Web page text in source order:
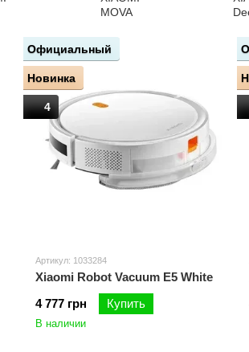
Официальный
Новинка
4
Артикул: 1033284
Xiaomi Robot Vacuum E5 White
4 777 грн
Купить
В наличии